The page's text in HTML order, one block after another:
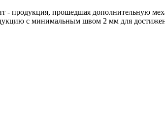
- продукция, прошедшая дополнительную
с минимальным швом 2 мм для